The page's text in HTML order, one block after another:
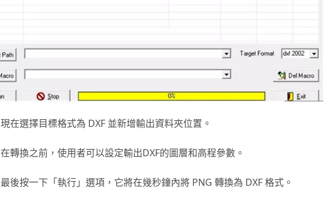
現在選擇目標格式為 DXF 並新增輸出資料夾位置。
在轉換之前，使用者可以設定輸出DXF的圖層和高程參數。
最後按一下「執行」選項，它將在幾秒鐘內將 PNG 轉換為 DXF 格式。